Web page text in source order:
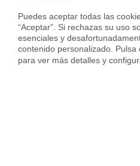
Alquila tu
Puedes aceptar todas las
“Aceptar”. Si rechazas su uso
esenciales y
contenido personalizado. Pulsa
para ver más detalles y